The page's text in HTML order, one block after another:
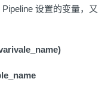
设置的变量，又